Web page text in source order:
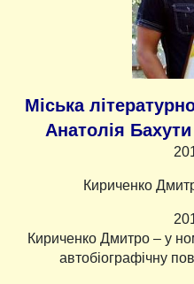
Міська
Анатолія
Кириченко
Кириченко Дмитро – у
автобіографічну